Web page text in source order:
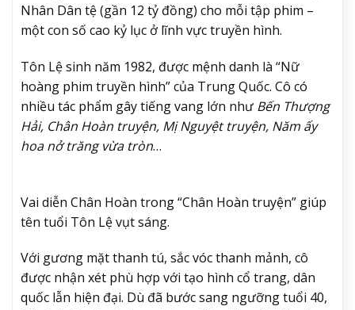
Nhân Dân tệ (gần 12 tỷ đồng) cho mỗi tập phim –
một con số cao kỷ lục ở lĩnh vực truyền hình.
Tôn Lệ sinh năm 1982, được mệnh danh là “Nữ
hoàng phim truyền hình” của Trung Quốc. Cô có
nhiều tác phẩm gây tiếng vang lớn như Bến Thượng
Hải, Chân Hoàn truyện, Mị Nguyệt truyện, Năm ấy
hoa nở trăng vừa tròn…
Vai diễn Chân Hoàn trong “Chân Hoàn truyện” giúp
tên tuổi Tôn Lệ vụt sáng.
Với gương mặt thanh tú, sắc vóc thanh mảnh, cô
được nhận xét phù hợp với tạo hình cổ trang, dân
quốc lẫn hiện đại. Dù đã bước sang ngưỡng tuổi 40,